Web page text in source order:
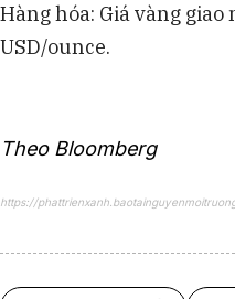
Hàng hóa: Giá vàng
USD/ounce.
Theo Bloomberg
https://